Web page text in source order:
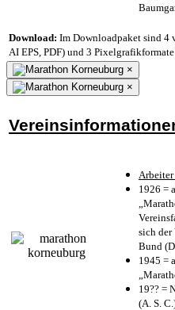
Download: Im Downloadpaket sind 4
AI EPS, PDF) und 3 Pixelgrafikformate
×
×
1926 =
sich der
Bund
1945 =
19?? =
(A. S.